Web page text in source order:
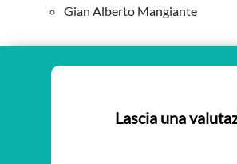
Gian Alberto Mangiante
Lascia una